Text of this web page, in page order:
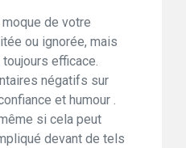
de votre
ou ignorée, mais
efficace.
négatifs sur
et humour .
si cela peut
devant de tels